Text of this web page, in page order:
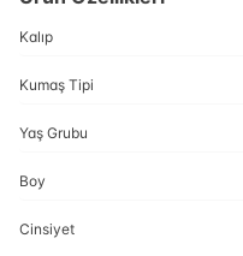
Kalıp
Kumaş Tipi
Yaş Grubu
Boy
Cinsiyet